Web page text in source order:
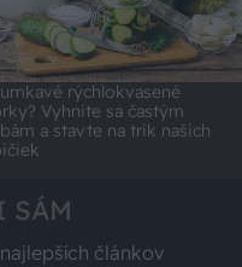
rýchlokvasené
Vyhnite sa častým
a stavte na trik našich
SÁM
článkov